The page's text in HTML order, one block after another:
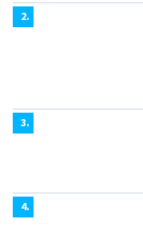
2.
3.
4.